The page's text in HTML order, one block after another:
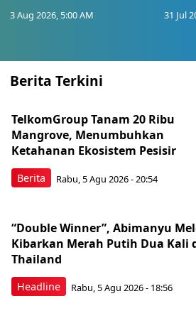
3 Aug 2026, 5:00 AM 31 Jul
Berita Terkini
Berita
TelkomGroup Tanam 20 Ribu
Mangrove, Menumbuhkan
Ketahanan Ekosistem Pesisir
Rabu, 5 Agu 2026 - 20:54
Headline
“Double Winner”, Abimanyu
Kibarkan Merah Putih Dua Kali
Thailand
Rabu, 5 Agu 2026 - 18:56